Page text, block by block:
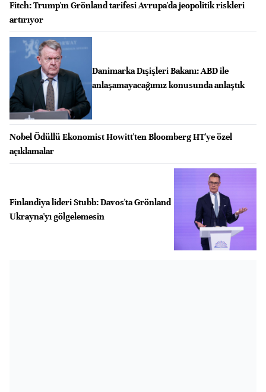
Fitch: Trump'ın Grönland tarifesi Avrupa'da jeopolitik riskleri
artırıyor
Danimarka Dışişleri Bakanı: ABD ile
anlaşamayacağımız konusunda anlaştık
Nobel Ödüllü Ekonomist Howitt'ten Bloomberg HT'ye özel
açıklamalar
Finlandiya lideri Stubb: Davos'ta Grönland
Ukrayna'yı gölgelemesin